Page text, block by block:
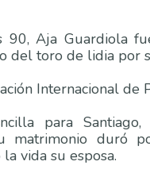
90, Aja Guardiola
del toro de lidia por
Internacional de
para
matrimonio duró
vida su esposa.